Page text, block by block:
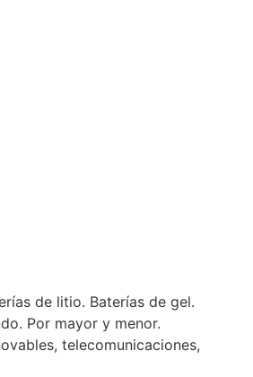
de litio. Baterías de gel.
Por mayor y menor.
telecomunicaciones,